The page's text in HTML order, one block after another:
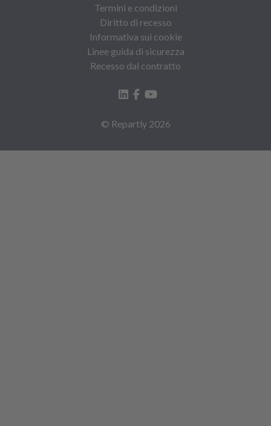
Termini e condizioni
Diritto di recesso
Informativa sui cookie
Linee guida di sicurezza
Recesso dal contratto
© Repartly 2026